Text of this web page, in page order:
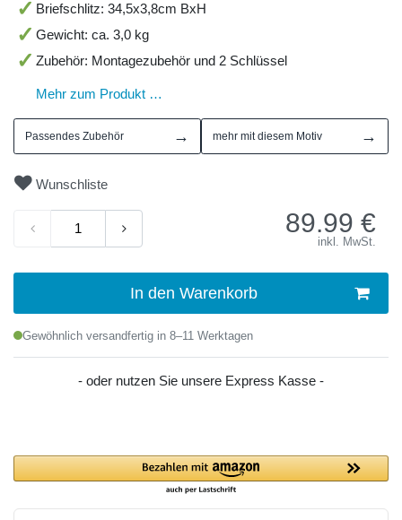
Briefschlitz: 34,5x3,8cm BxH
Gewicht: ca. 3,0 kg
Zubehör: Montagezubehör und 2 Schlüssel
Mehr zum Produkt …
Passendes Zubehör → mehr mit diesem Motiv →
Wunschliste
89.99 €
inkl. MwSt.
In den Warenkorb
Gewöhnlich versandfertig in 8–11 Werktagen
- oder nutzen Sie unsere Express Kasse -